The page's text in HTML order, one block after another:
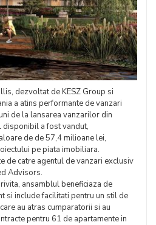
dezvoltat de KESZ Group si
a atins performante de vanzari
de la lansarea vanzarilor din
a fost vandut,
de de 57,4 milioane lei,
pe piata imobiliara.
de catre agentul de vanzari exclusiv
Advisors.
ansamblul beneficiaza de
si include facilitati pentru un stil de
au atras cumparatorii si au
pentru 61 de apartamente in